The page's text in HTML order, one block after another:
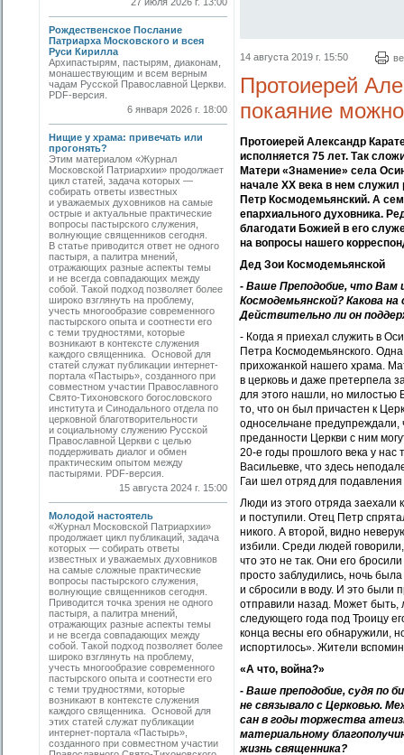
Рождественское Послание
Патриарха Московского и всея
Руси Кирилла
Архипастырям, пастырям, диаконам,
монашествующим и всем верным
чадам Русской Православной Церкви.
PDF-версия.
6 января 2026 г. 18:00
Нищие у храма: привечать или
прогонять?
Этим материалом «Журнал
Московской Патриархии» продолжает
цикл статей, задача которых —
собирать ответы известных
и уважаемых духовников на самые
острые и актуальные практические
вопросы пастырского служения,
волнующие священников сегодня.
В статье приводится ответ не одного
пастыря, а палитра мнений,
отражающих разные аспекты темы
и не всегда совпадающих между
собой. Такой подход позволяет более
широко взглянуть на проблему,
учесть многообразие современного
пастырского опыта и соотнести его
с теми трудностями, которые
возникают в контексте служения
каждого священника. Основой для
статей служат публикации интернет-
портала «Пастырь», созданного при
совместном участии Православного
Свято-Тихоновского богословского
института и Синодального отдела по
церковной благотворительности
и социальному служению Русской
Православной Церкви с целью
поддерживать диалог и обмен
практическим опытом между
пастырями. PDF-версия.
15 августа 2024 г. 15:00
Молодой настоятель
«Журнал Московской Патриархии»
продолжает цикл публикаций, задача
которых — собирать ­ответы
известных и уважаемых духовников
на самые сложные практические
вопросы пастырского служения,
волнующие священников сегодня.
Приводится точка зрения не одного
пастыря, а палитра мнений,
отражающих разные аспекты темы
и не всегда совпадающих между
собой. Такой подход позволяет более
широко взглянуть на проблему,
учесть многообразие современного
пастырского опыта и соотнести его
с теми трудностями, которые
возникают в контексте ­служения
каждого священника. Основой для
этих статей служат публикации
интернет-портала «Пастырь»,
созданного при совместном участии
14 августа 2019 г. 15:50
Протоиерей
покаяние
Протоиерей Александр
исполняется 75 лет. Так
Матери «Знамение» села
начале ХХ века в нем служил
Петр Космодемьянский. А
епархиального духовника.
благодати Божией в его
на вопросы нашего
Дед Зои Космодемьянской
- Ваше Преподобие, что Вам
Космодемьянской? Какова
Действительно ли он
- Когда я приехал служить в
Петра Космодемьянского.
прихожанкой нашего храма.
в церковь и даже претерпела
для этого нашли, но милостью
то, что он был причастен к
односельчане предупреждали,
преданности Церкви с ним
20-е годы прошлого века у нас
Васильевке, что здесь
Гаи шел отряд для подавления
Люди из этого отряда заехали
и поступили. Отец Петр
никого. А второй, видно
избили. Среди людей
что это не так. Они его
просто заблудились, ночь
и сбросили в воду. И это были
отправили назад. Может быть,
следующего года под Троицу
конца весны его обнаружили,
испортилось». Жители
«А что, война?»
- Ваше преподобие, судя по
не связывало с Церковью.
сан в годы торжества
материальному
жизнь священника?